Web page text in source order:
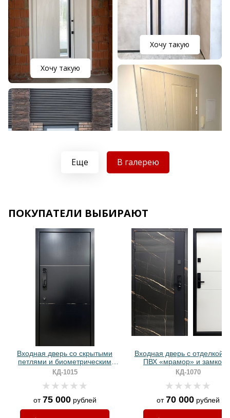
Хочу такую
Хочу такую
Хочу такую
Хочу такую
Хочу такую
Еще В галерею
ПОКУПАТЕЛИ ВЫБИРАЮТ
Входная дверь со скрытыми
петлями и биометрическим
замком (МДФ с молдингами)
КД-1015
от75 000рублей
Входная дверь с отделкой
ПВХ «мрамор» и замком
биометрией
КД-1070
от70 000рублей